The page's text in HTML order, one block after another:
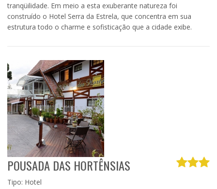
tranqüilidade. Em meio a esta exuberante natureza foi
construído o Hotel Serra da Estrela, que concentra em sua
estrutura todo o charme e sofisticação que a cidade exibe.
POUSADA DAS HORTÊNSIAS
Tipo: Hotel